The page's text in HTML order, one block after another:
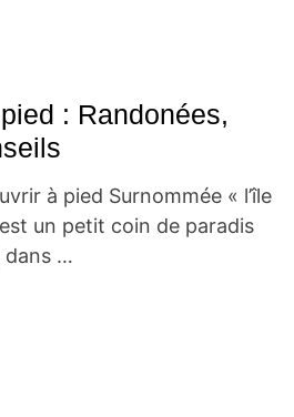
: Randonées,
à pied Surnommée « l’île
un petit coin de paradis
dans …